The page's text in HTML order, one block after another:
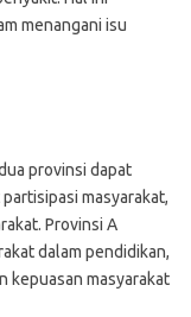
menangani isu
provinsi dapat
masyarakat,
Provinsi A
dalam pendidikan,
kepuasan masyarakat